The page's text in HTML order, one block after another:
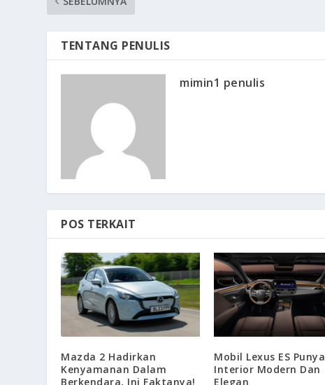
TENTANG PENULIS
mimin1 penulis
POS TERKAIT
Mazda 2 Hadirkan
Kenyamanan Dalam
Berkendara, Ini Faktanya!
Mobil Lexus ES Punya
Interior Modern Dan
Elegan